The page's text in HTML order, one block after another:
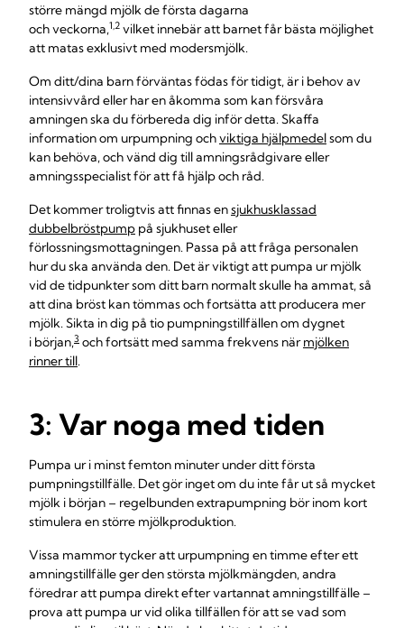
större mängd mjölk de första dagarna
och veckorna,1,2 vilket innebär att barnet får bästa möjlighet
att matas exklusivt med modersmjölk.
Om ditt/dina barn förväntas födas för tidigt, är i behov av
intensivvård eller har en åkomma som kan försvåra
amningen ska du förbereda dig inför detta. Skaffa
information om urpumpning ochviktiga hjälpmedelsom du
kan behöva, och vänd dig till amningsrådgivare eller
amningsspecialist för att få hjälp och råd.
Det kommer troligtvis att finnas ensjukhusklassad
dubbelbröstpump på sjukhuset eller
förlossningsmottagningen. Passa på att fråga personalen
hur du ska använda den. Det är viktigt att pumpa ur mjölk
vid de tidpunkter som ditt barn normalt skulle ha ammat, så
att dina bröst kan tömmas och fortsätta att producera mer
mjölk. Sikta in dig på tio pumpningstillfällen om dygnet
i början,3 och fortsätt med samma frekvens närmjölken
rinner till.
3: Var noga med tiden
Pumpa ur i minst femton minuter under ditt första
pumpningstillfälle. Det gör inget om du inte får ut så mycket
mjölk i början – regelbunden extrapumpning bör inom kort
stimulera en större mjölkproduktion.
Vissa mammor tycker att urpumpning en timme efter ett
amningstillfälle ger den största mjölkmängden, andra
föredrar att pumpa direkt efter vartannat amningstillfälle –
prova att pumpa ur vid olika tillfällen för att se vad som